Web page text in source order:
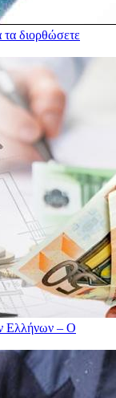
διορθώσετε
Ελλήνων – Ο